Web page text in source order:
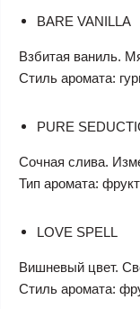
BARE VANILLA
Взбитая ваниль.
Стиль аромата:
PURE
Сочная слива.
Тип аромата:
LOVE SPELL
Вишневый цвет.
Стиль аромата: